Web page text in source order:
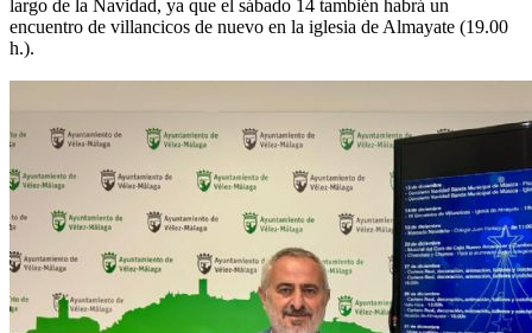
largo de la Navidad, ya que el sábado 14 también habrá un
encuentro de villancicos de nuevo en la iglesia de Almayate (19.00
h.).